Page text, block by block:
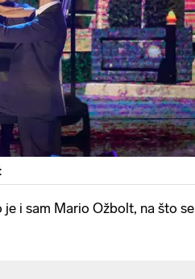
i sam Mario Ožbolt, na što se